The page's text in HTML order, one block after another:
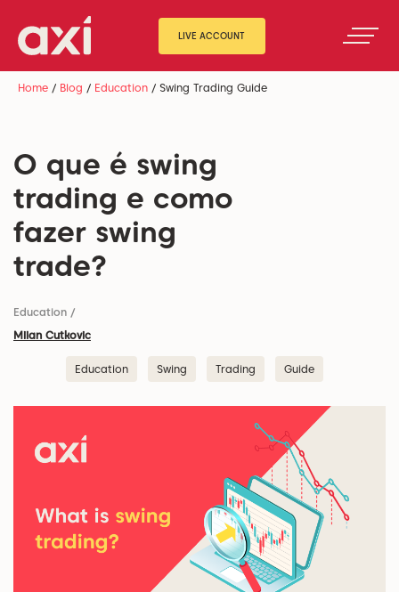
LIVE ACCOUNT
Home / Blog / Education / Swing Trading Guide
O que é swing
trading e como
fazer swing
trade?
Education /
Milan Cutkovic
Education Swing Trading Guide